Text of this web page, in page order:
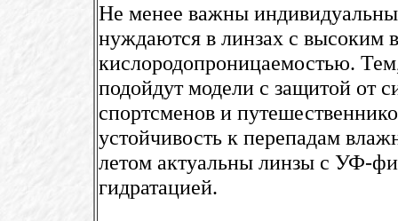
Не менее важны
нуждаются в линзах с высоким
кислородопроницаемостью.
подойдут модели с защитой от
спортсменов и
устойчивость к перепадам
летом актуальны линзы с УФ-
гидратацией.